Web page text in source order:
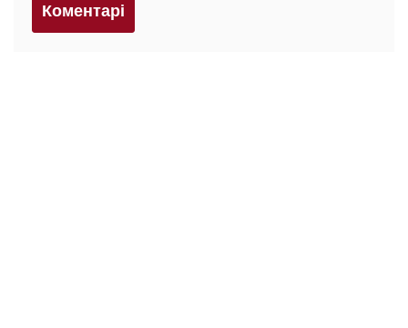
Коментарi